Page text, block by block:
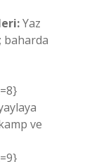
Yaz
baharda
ve